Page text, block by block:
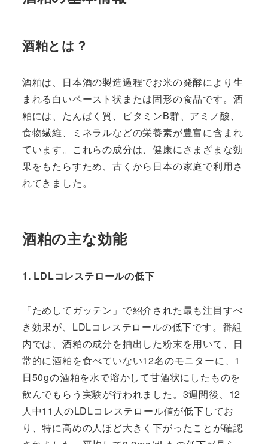
酒粕とは？
酒粕は、日本酒の製造過程でお米の発酵により生
まれる白いペースト状または固形の食品です。酒
粕には、たんぱく質、ビタミンB群、アミノ酸、
食物繊維、ミネラルなどの栄養素が豊富に含まれ
ています。これらの成分は、健康にさまざまな効
果をもたらすため、古くから日本の家庭で利用さ
れてきました。
酒粕の主な効能
1. LDLコレステロールの低下
「ためしてガッテン」で紹介された最も注目すべ
き効果が、LDLコレステロールの低下です。番組
内では、酒粕の成分を抽出した粉末を用いて、日
常的に酒粕を食べていない12名のモニターに、1
日50gの酒粕を水で溶かして甘酒状にしたものを
飲んでもらう実験が行われました。3週間後、12
人中11人のLDLコレステロール値が低下してお
り、特に高めの人ほど大きく下がったことが確認